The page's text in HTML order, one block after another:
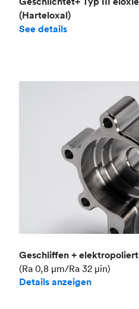
(Harteloxal)
See details
Geschliffen + elektropoliert
(Ra 0,8 μm/Ra 32 μin)
Details anzeigen